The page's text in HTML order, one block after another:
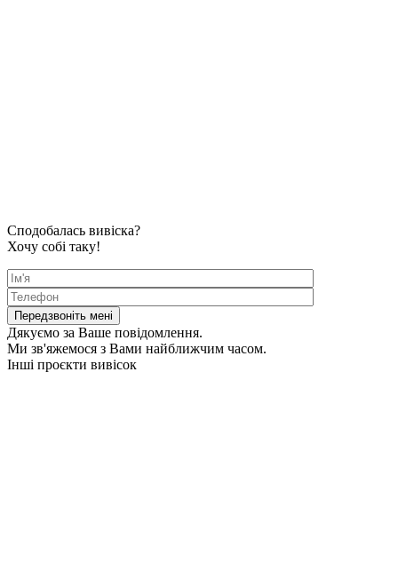
Сподобалась вивіска?
Хочу собі таку!
Дякуємо за Ваше повідомлення.
Ми зв'яжемося з Вами найближчим часом.
Інші проєкти вивісок